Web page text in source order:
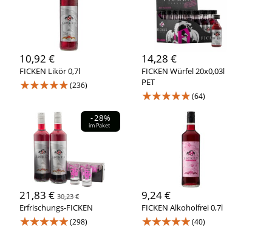
10,92 €
FICKEN Likör 0,7l
★★★★★(236)
14,28 €
FICKEN Würfel 20x0,03l
PET
★★★★★(64)
-28%
im Paket
21,83 €30,23 €
Erfrischungs-FICKEN
★★★★★(298)
9,24 €
FICKEN Alkoholfrei 0,7l
★★★★★(40)